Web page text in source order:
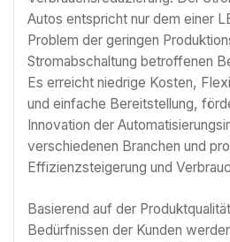
Autos entspricht nur dem einer
Problem der geringen
Stromabschaltung betroffenen
Es erreicht niedrige Kosten,
und einfache Bereitstellung,
Innovation der
verschiedenen Branchen und
Effizienzsteigerung und
Basierend auf der
Bedürfnissen der Kunden